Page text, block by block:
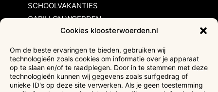
Cookies kloosterwoerden.nl
Om de beste ervaringen te bieden, gebruiken wij
technologieën zoals cookies om informatie over je apparaat
op te slaan en/of te raadplegen. Door in te stemmen met deze
technologieën kunnen wij gegevens zoals surfgedrag of
unieke ID's op deze site verwerken. Als je geen toestemming
SCHOOLVAKANTIES
CARILLON WOERDEN
Inschrijvingsvoorwaarden
Bezoekersvoorwaarden
Huurvoorwaarden
Privacyverklaring